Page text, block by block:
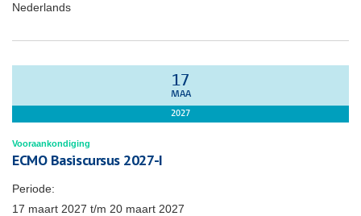
Nederlands
17
MAA
2027
Vooraankondiging
ECMO Basiscursus 2027-I
Periode:
17 maart 2027 t/m 20 maart 2027